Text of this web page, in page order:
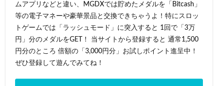
ムアプリなどと違い、MGDXでは貯めたメダルを「Bitcash」
等の電子マネーや豪華景品と交換できちゃうよ！特にスロッ
トゲームでは「ラッシュモード」に突入すると 1回で「3万
円」分のメダルをGET！ 当サイトから登録すると 通常1,500
円分のところ 倍額の「3,000円分」お試しポイント進呈中！
ぜひ登録して遊んでみてね！